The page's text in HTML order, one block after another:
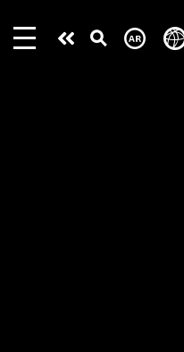
Take